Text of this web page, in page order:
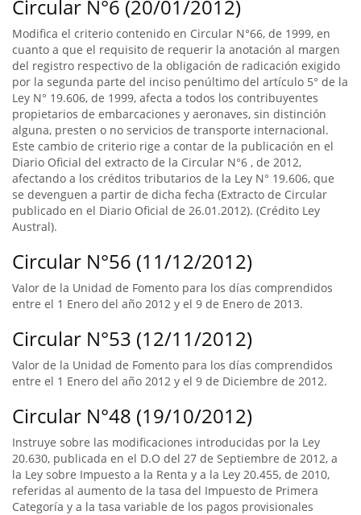
Circular N°6 (20/01/2012)
Modifica el criterio contenido en Circular N°66, de 1999, en
cuanto a que el requisito de requerir la anotación al margen
del registro respectivo de la obligación de radicación exigido
por la segunda parte del inciso penúltimo del artículo 5° de la
Ley N° 19.606, de 1999, afecta a todos los contribuyentes
propietarios de embarcaciones y aeronaves, sin distinción
alguna, presten o no servicios de transporte internacional.
Este cambio de criterio rige a contar de la publicación en el
Diario Oficial del extracto de la Circular N°6 , de 2012,
afectando a los créditos tributarios de la Ley N° 19.606, que
se devenguen a partir de dicha fecha (Extracto de Circular
publicado en el Diario Oficial de 26.01.2012). (Crédito Ley
Austral).
Circular N°56 (11/12/2012)
Valor de la Unidad de Fomento para los días comprendidos
entre el 1 Enero del año 2012 y el 9 de Enero de 2013.
Circular N°53 (12/11/2012)
Valor de la Unidad de Fomento para los días comprendidos
entre el 1 Enero del año 2012 y el 9 de Diciembre de 2012.
Circular N°48 (19/10/2012)
Instruye sobre las modificaciones introducidas por la Ley
20.630, publicada en el D.O del 27 de Septiembre de 2012, a
la Ley sobre Impuesto a la Renta y a la Ley 20.455, de 2010,
referidas al aumento de la tasa del Impuesto de Primera
Categoría y a la tasa variable de los pagos provisionales